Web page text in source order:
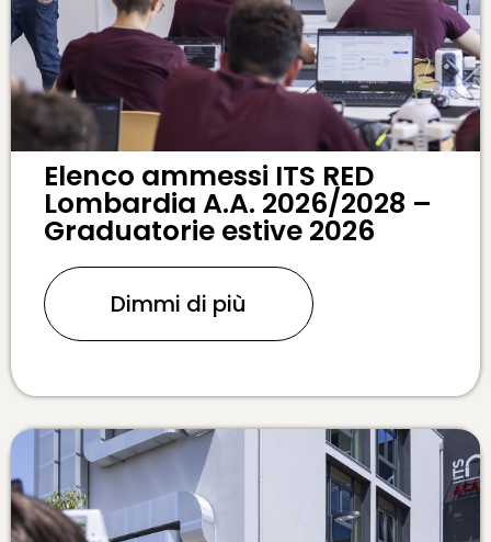
Elenco ammessi ITS RED
Lombardia A.A. 2026/2028 –
Graduatorie estive 2026
Dimmi di più